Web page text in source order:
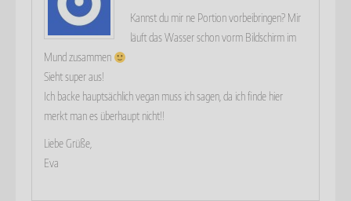
Kannst du mir ne Portion vorbeibringen? Mir
läuft das Wasser schon vorm Bildschirm im
Mund zusammen
Sieht super aus!
Ich backe hauptsächlich vegan muss ich sagen, da ich finde hier
merkt man es überhaupt nicht!!
Liebe Grüße,
Eva